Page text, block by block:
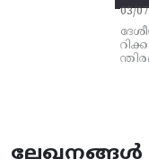
03/
ലേഖനങ്ങൾ